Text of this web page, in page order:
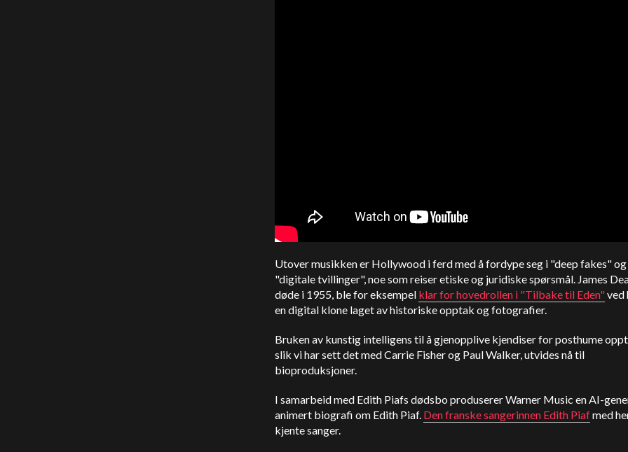
Utover musikken er Hollywood i ferd med å fordype seg i "deep fakes" og
"digitale tvillinger", noe som reiser etiske og juridiske spørsmål. James
døde i 1955, ble for eksempel klar for hovedrollen i "Tilbake til Eden"ved
en digital klone laget av historiske opptak og fotografier.
Bruken av kunstig intelligens til å gjenopplive kjendiser for posthume
slik vi har sett det med Carrie Fisher og Paul Walker, utvides nå til
bioproduksjoner.
I samarbeid med Edith Piafs dødsbo produserer Warner Music en AI-
animert biografi om Edith Piaf. Den franske sangerinnen Edith Piafmed
kjente sanger.